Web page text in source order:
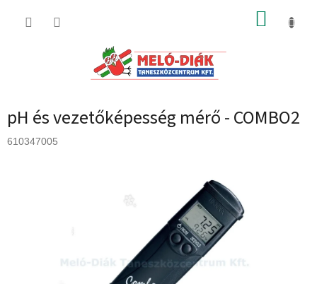
KOSÁR
pH és vezetőképesség mérő - COMBO2
610347005